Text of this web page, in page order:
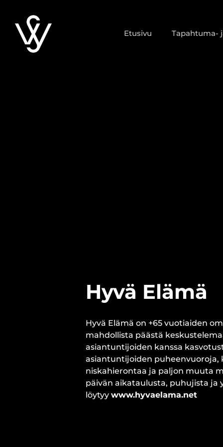
sisältöön
Etusivu
Tapahtuma-
Hyvä Elämä
Hyvä Elämä on +65 vuotiaiden
mahdollista päästä
asiantuntijoiden kanssa
asiantuntijoiden puheenvuoroja,
niskahierontaa ja paljon muuta
päivän aikataulusta, puhujista ja
löytyy www.hyvaelama.net